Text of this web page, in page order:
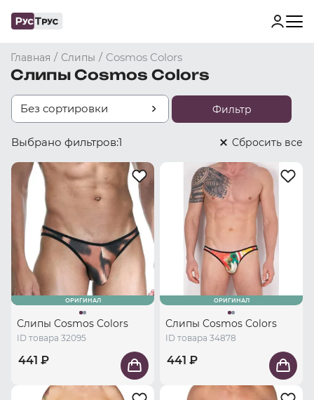
Главная / Слипы / Cosmos Colors
Слипы Cosmos Colors
Без сортировки Фильтр
Выбрано фильтров:1 Cбросить все
ОРИГИНАЛ
Слипы Cosmos Colors
ID товара 32095
441 ₽
ОРИГИНАЛ
Слипы Cosmos Colors
ID товара 34878
441 ₽